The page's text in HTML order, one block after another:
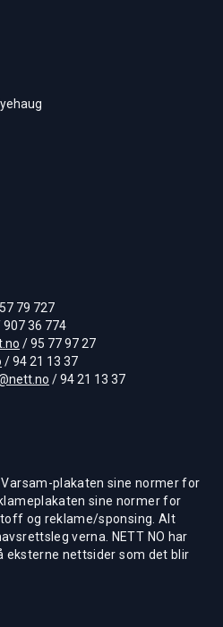
79 727
907 36 774
/ 95 77 97 27
/ 94 21 13 37
/ 94 21 13 37
Varsam-plakaten sine normer for
sine normer for
og reklame/sponsing. Alt
verna. NETT NO har
eksterne nettsider som det blir